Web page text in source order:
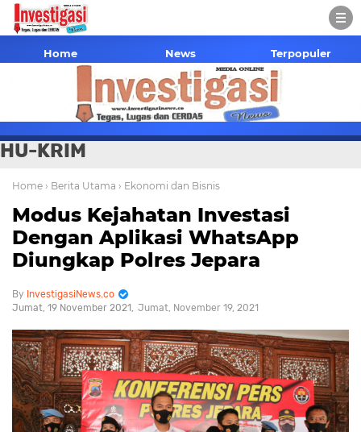
Home News Terpopuler
HU-KRIM
Home › Berita Utama › Ekonomi dan Bisnis
Modus Kejahatan Investasi
Dengan Aplikasi WhatsApp
Diungkap Polres Jepara
InvestigasiNews.co
Jumat, 19 November 2021
Jumat, November 19, 2021